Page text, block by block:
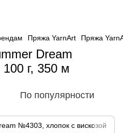
Пряжа YarnArt Пряжа
Dream
г, 350 м
По популярности